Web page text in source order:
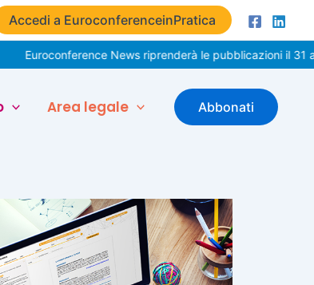
Accedi a EuroconferenceinPratica
Euroconference News riprenderà le pubblicazioni il 31
Area legale Abbonati